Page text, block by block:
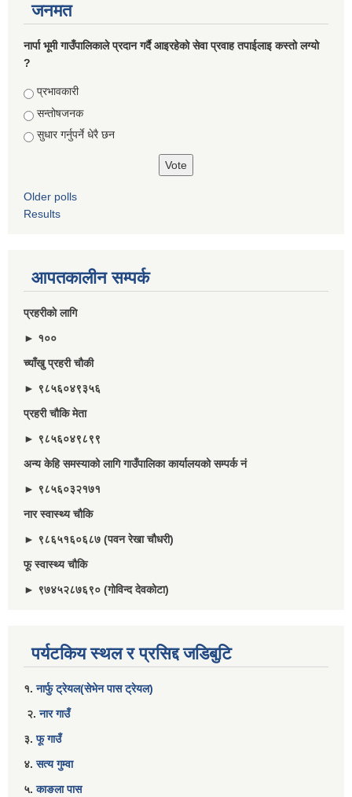
जनमत
नार्पा भूमी गाउँपालिकाले प्रदान गर्दै आइरहेको सेवा प्रवाह तपाईलाइ कस्तो लग्यो
?
Choices
प्रभावकारी
सन्तोषजनक
सुधार गर्नुपर्ने धेरै छन
Older polls
Results
आपतकालीन सम्पर्क
प्रहरीकाे लागि
► १००
च्याँखु प्रहरी चाैकी
► ९८५६०४९३५६
प्रहरी चौकि मेता
► ९८५६०४९८९९
अन्य केहि समस्याको लागि गाउँपालिका कार्यालयको सम्पर्क नं
► ९८५६०३२१७१
नार स्वास्थ्य चौकि
► ९८६५१६०६८७ (पवन रेखा चौधरी)
फू स्वास्थ्य चौकि
► ९७४५२८७६९० (गोविन्द देवकोटा)
पर्यटकिय स्थल र प्रसिद्द जडिबुटि
१.नार्फु ट्रेयल(सेभेन पास ट्रेयल)
२.नार गाउँ
३.फू गाउँ
४.सत्य गुम्वा
५.काङला पास